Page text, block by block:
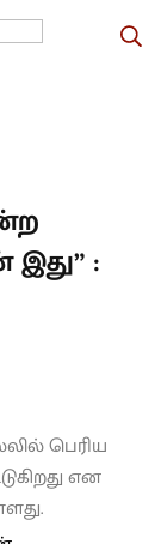
:
பெரிய
என